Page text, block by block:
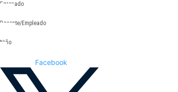
Egresado
Docente/Empleado
Niño
Facebook